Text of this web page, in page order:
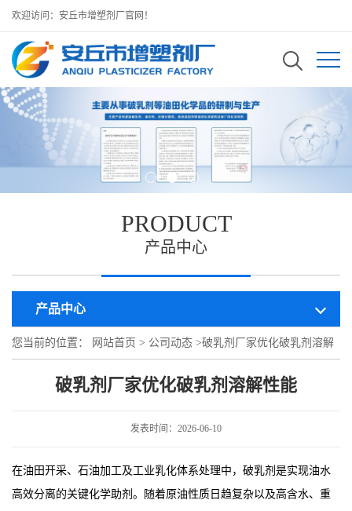
欢迎访问：安丘市增塑剂厂官网！
PRODUCT
产品中心
产品中心
您当前的位置： 网站首页 > 公司动态 >破乳剂厂家优化破乳剂溶解
破乳剂厂家优化破乳剂溶解性能
发表时间：2026-06-10
在油田开采、石油加工及工业乳化体系处理中，破乳剂是实现油水
高效分离的关键化学助剂。随着原油性质日趋复杂以及高含水、重